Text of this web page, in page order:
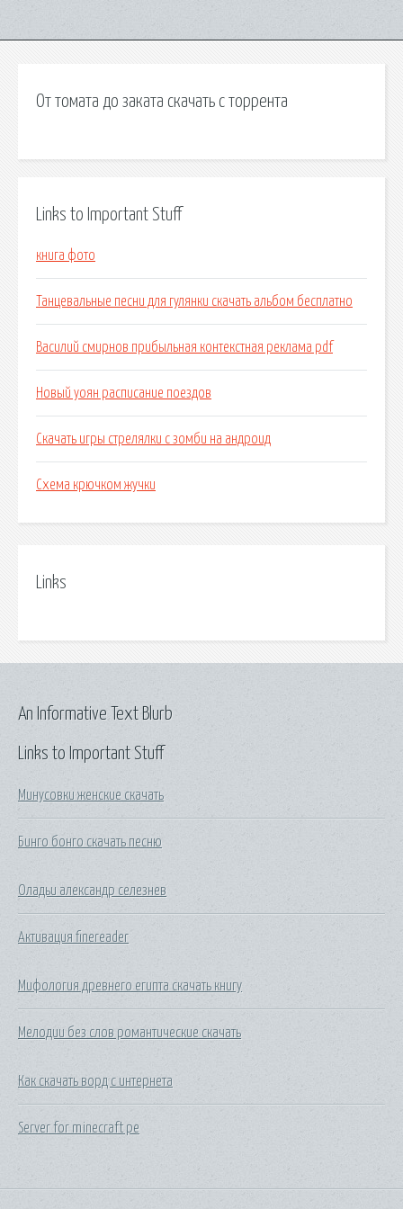
От томата до заката скачать с торрента
Links to Important Stuff
книга фото
Танцевальные песни для гулянки скачать альбом бесплатно
Василий смирнов прибыльная контекстная реклама pdf
Новый уоян расписание поездов
Скачать игры стрелялки с зомби на андроид
Схема крючком жучки
Links
Links to Important Stuff
Минусовки женские скачать
Бинго бонго скачать песню
Оладьи александр селезнев
Активация finereader
Мифология древнего египта скачать книгу
Мелодии без слов романтические скачать
Как скачать ворд с интернета
Server for minecraft pe
An Informative Text Blurb